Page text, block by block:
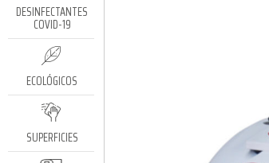
DESINFECTANTES
COVID-19
ECOLÓGICOS
SUPERFICIES